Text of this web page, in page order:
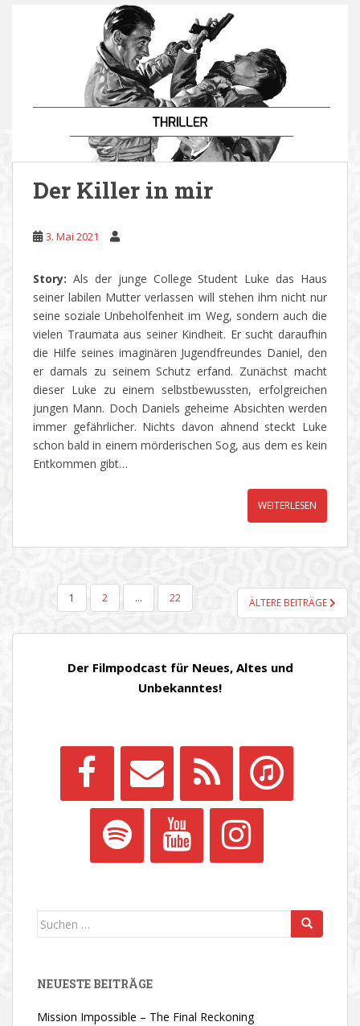
Der Killer in mir
3. Mai 2021
Story: Als der junge College Student Luke das Haus
seiner labilen Mutter verlassen will stehen ihm nicht nur
seine soziale Unbeholfenheit im Weg, sondern auch die
vielen Traumata aus seiner Kindheit. Er sucht daraufhin
die Hilfe seines imaginären Jugendfreundes Daniel, den
er damals zu seinem Schutz erfand. Zunächst macht
dieser Luke zu einem selbstbewussten, erfolgreichen
jungen Mann. Doch Daniels geheime Absichten werden
immer gefährlicher. Nichts davon ahnend steckt Luke
schon bald in einem mörderischen Sog, aus dem es kein
Entkommen gibt…
WEITERLESEN
SEITENNUMMERIERUNG
BEITRÄGE
1 2 … 22 ÄLTERE BEITRÄGE
Der Filmpodcast für Neues, Altes und
Unbekanntes!
Suchen
NEUESTE BEITRÄGE
Mission Impossible – The Final Reckoning